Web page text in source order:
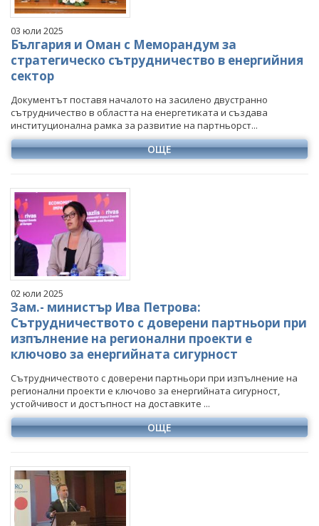
03 юли 2025
България и Оман с Меморандум за
стратегическо сътрудничество в енергийния
сектор
Документът поставя началото на засилено двустранно
сътрудничество в областта на енергетиката и създава
институционална рамка за развитие на партньорст...
ОЩЕ
02 юли 2025
Зам.- министър Ива Петрова:
Сътрудничеството с доверени партньори при
изпълнение на регионални проекти е
ключово за енергийната сигурност
Сътрудничеството с доверени партньори при изпълнение на
регионални проекти е ключово за енергийната сигурност,
устойчивост и достъпност на доставките ...
ОЩЕ